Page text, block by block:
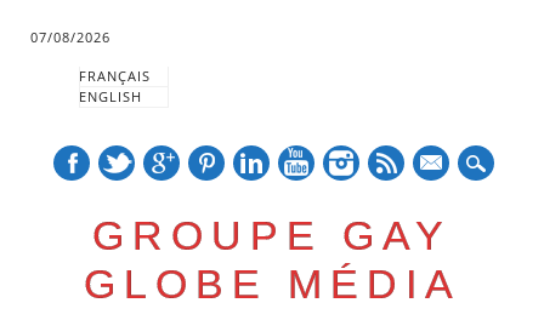
07/08/2026
FRANÇAIS
ENGLISH
GROUPE GAY
GLOBE MÉDIA